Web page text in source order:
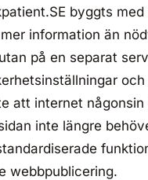
byggts
information än
på en separat
att internet någonsin
inte längre
webbpublicering.